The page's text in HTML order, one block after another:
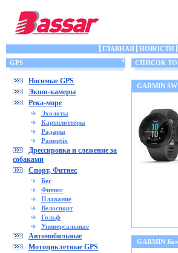
ГЛАВНАЯ НОВОСТИ
GPS
Носимые GPS
Экшн-камеры
Река-море
Эхолоты
Картплоттеры
Радары
Panoptix
Дрессировка и слежение за
собаками
Спорт, Фитнес
Бег
Фитнес
Плавание
Велоспорт
Гольф
Универсальные
Автомобильные
Мотоциклетные GPS
СПИСОК
GARMIN
GARMIN